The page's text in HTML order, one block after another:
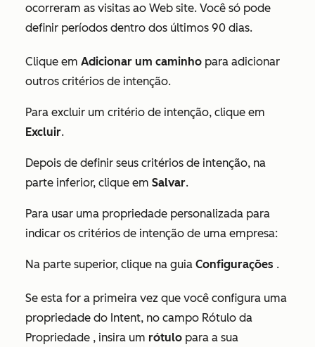
ocorreram as visitas ao Web site. Você só pode
definir períodos dentro dos últimos 90 dias.
Clique em Adicionar um caminho para adicionar
outros critérios de intenção.
Para excluir um critério de intenção, clique em
Excluir.
Depois de definir seus critérios de intenção, na
parte inferior, clique em Salvar.
Para usar uma propriedade personalizada para
indicar os critérios de intenção de uma empresa:
Na parte superior, clique na guia Configurações .
Se esta for a primeira vez que você configura uma
propriedade do Intent, no campo Rótulo da
Propriedade , insira um rótulo para a sua